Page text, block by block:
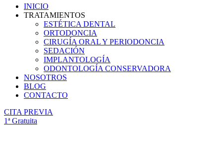
INICIO
TRATAMIENTOS
ESTÉTICA DENTAL
ORTODONCIA
CIRUGÍA ORAL Y PERIODONCIA
SEDACIÓN
IMPLANTOLOGÍA
ODONTOLOGÍA CONSERVADORA
NOSOTROS
BLOG
CONTACTO
CITA PREVIA
1ª Gratuita